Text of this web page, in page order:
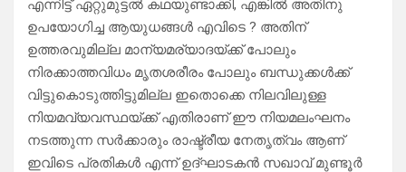
എന്നിട്ട് ഏറ്റുമുട്ടൽ കഥയുണ്ടാക്കി, എങ്കിൽ അതിനു
ഉപയോഗിച്ച ആയുധങ്ങൾ എവിടെ ? അതിന്
ഉത്തരവുമില്ല മാന്യമര്യാദയ്ക്ക് പോലും
നിരക്കാത്തവിധം മൃതശരീരം പോലും ബന്ധുക്കൾക്ക്
വിട്ടുകൊടുത്തിട്ടുമില്ല ഇതൊക്കെ നിലവിലുള്ള
നിയമവ്യവസ്ഥയ്ക്ക് എതിരാണ് ഈ നിയമലംഘനം
നടത്തുന്ന സർക്കാരും രാഷ്ട്രീയ നേതൃത്വം ആണ്
ഇവിടെ പ്രതികൾ എന്ന് ഉദ്ഘാടകൻ സഖാവ് മുണ്ടൂർ